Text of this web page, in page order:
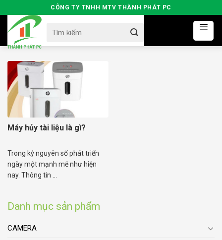
to
content
CÔNG TY TNHH MTV THÀNH PHÁT PC
for:
Danh mục sản phẩm
CAMERA
Máy hủy tài liệu là gì?
Trong kỷ nguyên số phát triển
ngày một mạnh mẽ như hiện
nay. Thông tin ...